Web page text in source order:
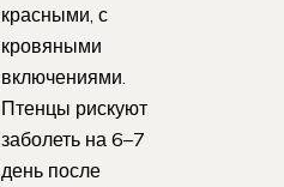
красными, с
кровяными
включениями.
Птенцы рискуют
заболеть на 6–7
день после